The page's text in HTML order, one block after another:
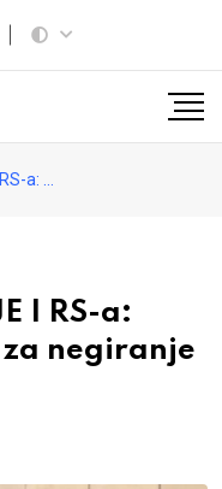
genocida
I RS-a:
za negiranje